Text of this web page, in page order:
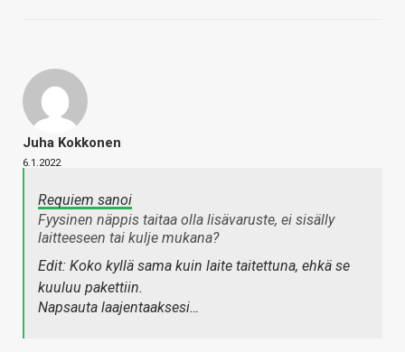
Juha Kokkonen
6.1.2022
Requiem sanoi
Fyysinen näppis taitaa olla lisävaruste, ei sisälly
laitteeseen tai kulje mukana?
Edit: Koko kyllä sama kuin laite taitettuna, ehkä se
kuuluu pakettiin.
Napsauta laajentaaksesi…